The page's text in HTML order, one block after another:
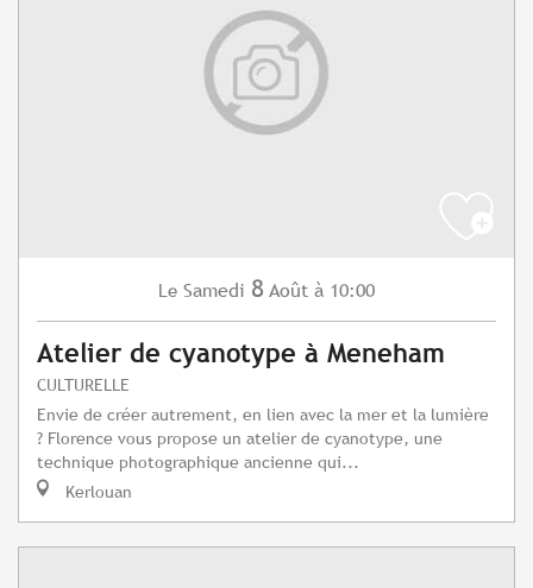
Le Samedi 8 Août à 10:00
Atelier de cyanotype à Meneham
CULTURELLE
Envie de créer autrement, en lien avec la mer et la lumière
? Florence vous propose un atelier de cyanotype, une
technique photographique ancienne qui...
Kerlouan